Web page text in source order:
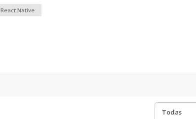
React Native